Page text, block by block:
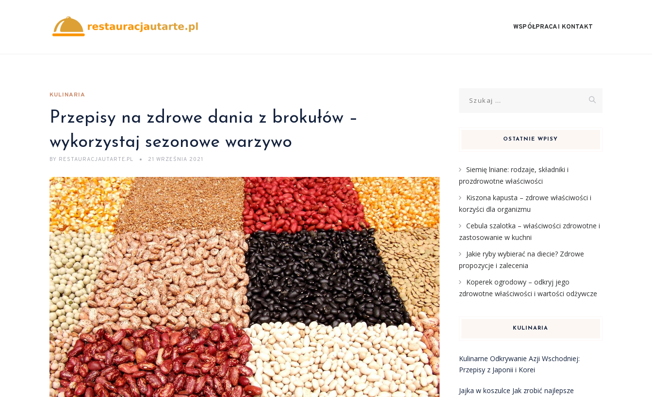
WSPÓŁPRACA I KONTAKT
KULINARIA
Przepisy na zdrowe dania z brokułów –
wykorzystaj sezonowe warzywo
BY RESTAURACJAUTARTE.PL 21 WRZEŚNIA 2021
OSTATNIE WPISY
Siemię lniane: rodzaje, składniki i
prozdrowotne właściwości
Kiszona kapusta – zdrowe właściwości i
korzyści dla organizmu
Cebula szalotka – właściwości zdrowotne i
zastosowanie w kuchni
Jakie ryby wybierać na diecie? Zdrowe
propozycje i zalecenia
Koperek ogrodowy – odkryj jego
zdrowotne właściwości i wartości odżywcze
KULINARIA
Kulinarne Odkrywanie Azji Wschodniej:
Przepisy z Japonii i Korei
Jajka w koszulce Jak zrobić najlepsze